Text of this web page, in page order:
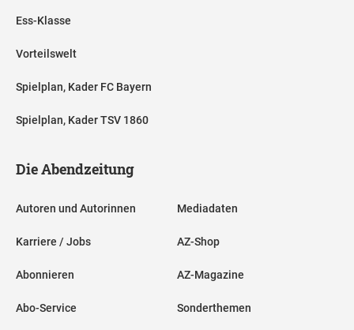
Ess-Klasse
Vorteilswelt
Spielplan, Kader FC Bayern
Spielplan, Kader TSV 1860
Die Abendzeitung
Autoren und Autorinnen
Karriere / Jobs
Abonnieren
Abo-Service
Mediadaten
AZ-Shop
AZ-Magazine
Sonderthemen